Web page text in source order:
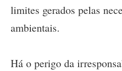
limites gerados pelas
ambientais.
Há o perigo da